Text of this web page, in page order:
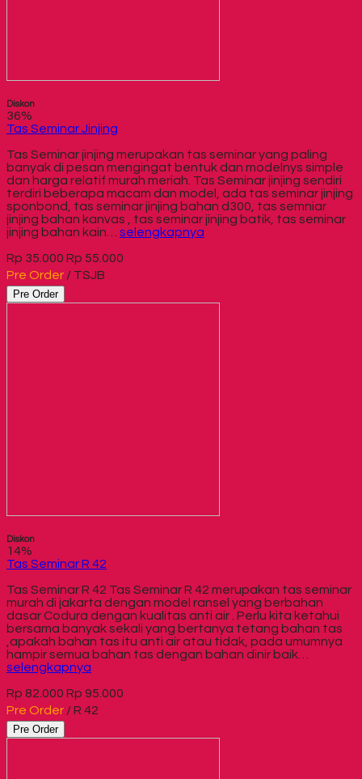
Diskon
36%
Tas Seminar Jinjing
Tas Seminar jinjing merupakan tas seminar yang paling
banyak di pesan mengingat bentuk dan modelnys simple
dan harga relatif murah meriah. Tas Seminar jinjing sendiri
terdiri beberapa macam dan model, ada tas seminar jinjing
sponbond, tas seminar jinjing bahan d300, tas semniar
jinjing bahan kanvas , tas seminar jinjing batik, tas seminar
jinjing bahan kain… selengkapnya
Rp 35.000 Rp 55.000
Pre Order / TSJB
Pre Order
Diskon
14%
Tas Seminar R 42
Tas Seminar R 42 Tas Seminar R 42 merupakan tas seminar
murah di jakarta dengan model ransel yang berbahan
dasar Codura dengan kualitas anti air . Perlu kita ketahui
bersama banyak sekali yang bertanya tetang bahan tas
,apakah bahan tas itu anti air atau tidak, pada umumnya
hampir semua bahan tas dengan bahan dinir baik…
selengkapnya
Rp 82.000 Rp 95.000
Pre Order / R 42
Pre Order